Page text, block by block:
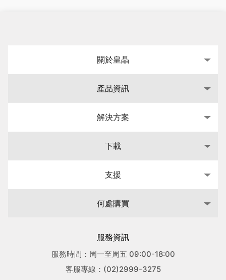
關於皇晶
產品資訊
解決方案
下載
支援
何處購買
服務資訊
服務時間：周一至周五 09:00-18:00
客服專線：(02)2999-3275